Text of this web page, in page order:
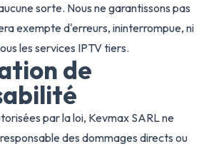
sorte. Nous ne garantissons pas
exempte d'erreurs, ininterrompue, ni
les services IPTV tiers.
de
par la loi, Kevmax SARL ne
des dommages directs ou